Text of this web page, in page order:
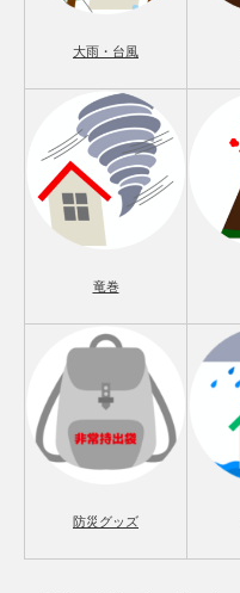
大雨・台風
竜巻
防災グッズ